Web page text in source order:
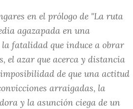
en el prólogo de "La ruta
agazapada en una
fatalidad que induce a obrar
el azar que acerca y distancia
de que una actitud
arraigadas, la
y la asunción ciega de un